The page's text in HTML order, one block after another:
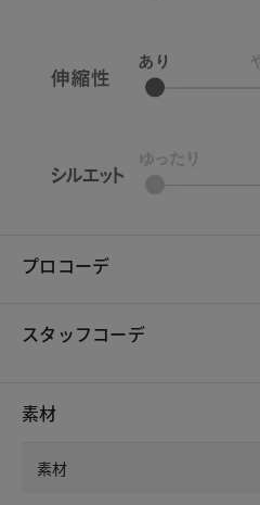
プロコーデ
スタッフコーデ
素材
素材